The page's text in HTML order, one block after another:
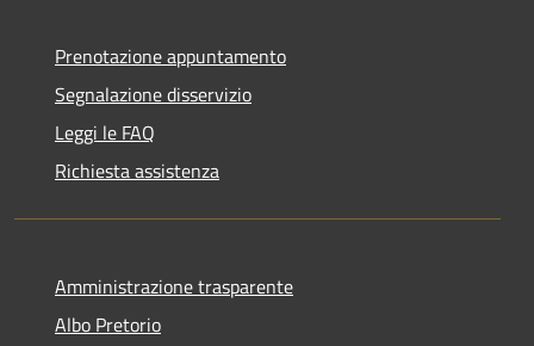
Prenotazione appuntamento
Segnalazione disservizio
Leggi le FAQ
Richiesta assistenza
Amministrazione trasparente
Albo Pretorio